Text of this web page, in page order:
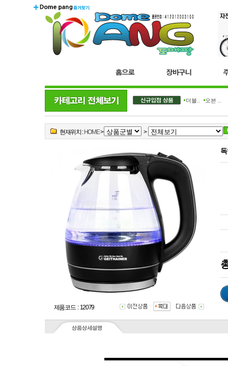
더블.. 오븐 ..
현재위치 : HOME> >
제품코드 : 12079